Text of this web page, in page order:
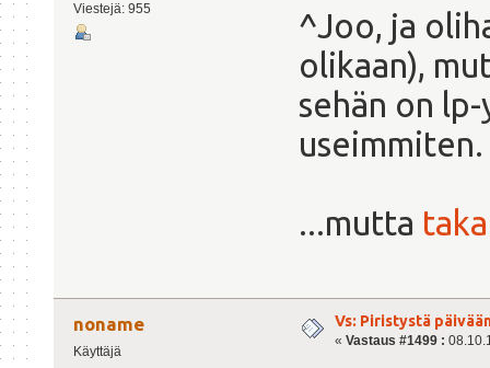
Viestejä: 955
^Joo, ja
olikaan),
sehän on
useimmiten.
...mutta
noname
Käyttäjä
Vs: Piristystä
« Vastaus #1499 :